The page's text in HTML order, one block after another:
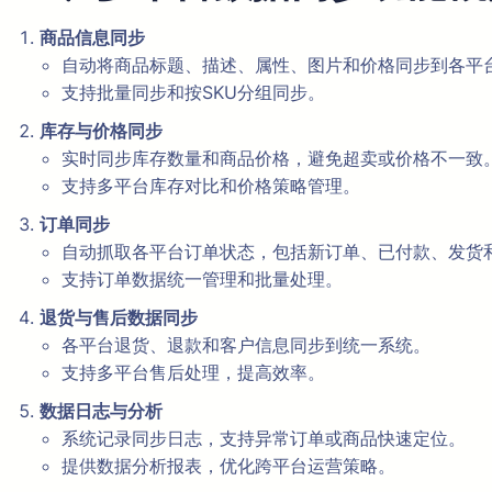
商品信息同步
自动将商品标题、描述、属性、图片和价格同步到各平
支持批量同步和按SKU分组同步。
库存与价格同步
实时同步库存数量和商品价格，避免超卖或价格不一致。
支持多平台库存对比和价格策略管理。
订单同步
自动抓取各平台订单状态，包括新订单、已付款、发货
支持订单数据统一管理和批量处理。
退货与售后数据同步
各平台退货、退款和客户信息同步到统一系统。
支持多平台售后处理，提高效率。
数据日志与分析
系统记录同步日志，支持异常订单或商品快速定位。
提供数据分析报表，优化跨平台运营策略。